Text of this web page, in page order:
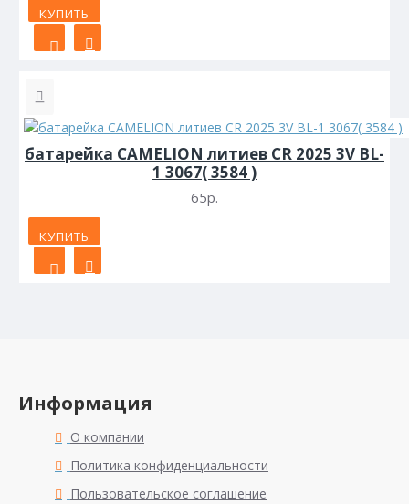
КУПИТЬ
батарейка CAMELION литиев CR 2025 3V BL-
1 3067( 3584 )
65р.
КУПИТЬ
Информация
О компании
Политика конфиденциальности
Пользовательское соглашение